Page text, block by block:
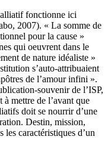
fonctionne ici
2007). « La somme de
pour la cause »
qui oeuvrent dans le
de nature idéaliste »
s’auto-attribuaient
de l’amour infini ».
souvenir de l’ISP,
mettre de l’avant que
doit se nourrir d’une
Destin, mission,
les caractéristiques d’un